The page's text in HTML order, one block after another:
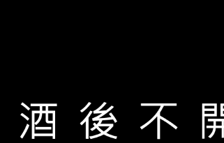
粉絲專頁-宸瀧wine量販-八德分店
wine770222@gmail.com